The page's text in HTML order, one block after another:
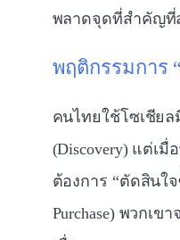
พลาดจุดที่สำคัญที่
พฤติกรรมการ
คนไทยใช้โซเชียล
(Discovery) แต่เมื่
ต้องการ “ตัดสินใจ
Purchase) พวกเข